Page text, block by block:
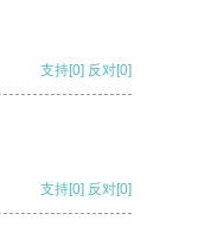
支持[0] 反对[0]
支持[0] 反对[0]